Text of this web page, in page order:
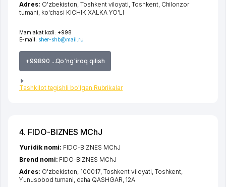
Mamlakat kodi: +998
E-mail: sher-shb@mail.ru
+99890 ...Qo'ng'iroq qilish
Tashkilot tegishli bo'lgan Rubrikalar
Adres: O'zbekiston,Toshkent viloyati,Toshkent, Chilonzor
tumani, ko'chasi KICHIK XALKA YO'LI
4. FIDO-BIZNES MChJ
Yuridik nomi: FIDO-BIZNES MChJ
Brend nomi: FIDO-BIZNES MChJ
Adres: O'zbekiston, 100017, Toshkent viloyati Toshkent
Yunusobod tumani daha QASHGAR , 12А